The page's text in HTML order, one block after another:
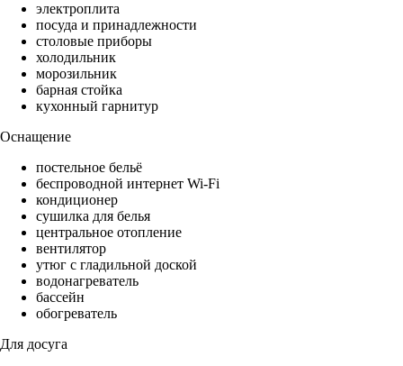
электроплита
посуда и принадлежности
столовые приборы
холодильник
морозильник
барная стойка
кухонный гарнитур
Оснащение
постельное бельё
беспроводной интернет Wi-Fi
кондиционер
сушилка для белья
центральное отопление
вентилятор
утюг с гладильной доской
водонагреватель
бассейн
обогреватель
Для досуга